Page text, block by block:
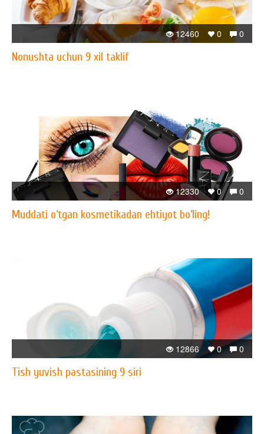
0
0
12460
Nonushta uchun 9 xil taklif
0
0
12330
Muddati o‘tgan kosmetikadan ehtiyot bo‘ling!
0
0
12866
Tish yuvish pastasining 9 siri